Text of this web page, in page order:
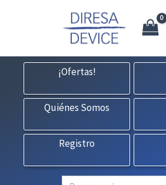
consultas@fedbuy.es|
¡Ofertas!
Quiénes Somos
Registro
Buscar: